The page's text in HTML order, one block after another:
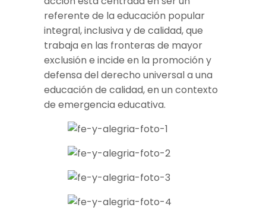
referente de la educación popular
integral, inclusiva y de calidad, que
trabaja en las fronteras de mayor
exclusión e incide en la promoción y
defensa del derecho universal a una
educación de calidad, en un contexto
de emergencia educativa.